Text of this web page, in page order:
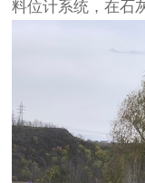
料位计系统，在石